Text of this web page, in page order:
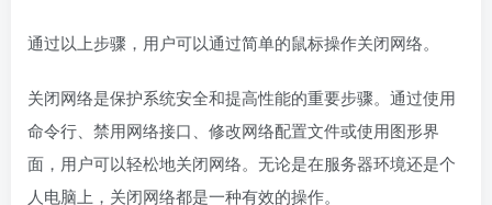
通过以上步骤，用户可以通过简单的鼠标操作关闭网络。
关闭网络是保护系统安全和提高性能的重要步骤。通过使用
命令行、禁用网络接口、修改网络配置文件或使用图形界
面，用户可以轻松地关闭网络。无论是在服务器环境还是个
人电脑上，关闭网络都是一种有效的操作。